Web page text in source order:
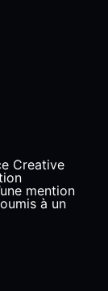
Creative
mention
à un